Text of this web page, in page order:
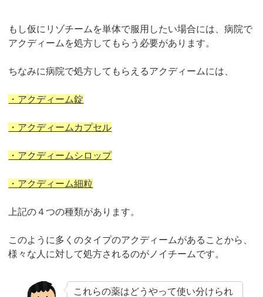
もし仮にリゾチームを単体で服用したい場合には、病院で
アクディームを処方してもらう必要があります。
ちなみに病院で処方してもらえるアクディームには、
・アクディーム錠
・アクディームカプセル
・アクディームシロップ
・アクディーム細粒
上記の４つの種類があります。
このように多くのタイプのアクディームがあることから、
様々な人に対して処方されるのがノイチームです。
これらの薬はどうやって使い分けられ